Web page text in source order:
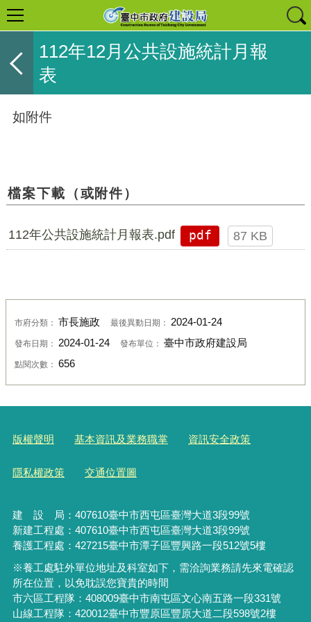
112年12月公共設施統計月報
表
如附件
檔案下載（或附件）
112年公共設施統計月報表.pdf pdf 87 KB
市府分類： 市長施政 最後異動日期： 2024-01-24
發布日期： 2024-01-24 發布單位： 臺中市政府建設局
點閱次數： 656
版權聲明 基本資訊及業務職掌 資訊安全政策
隱私權政策 交通位置圖
建 設 局： 407610臺中市西屯區臺灣大道3段99號
新建工程處：407610臺中市西屯區臺灣大道3段99號
養護工程處：427215臺中市潭子區豐興路一段512號5樓
※養工處駐外單位地址及科室如下，需洽詢業務請先來電確認
所在位置，以免耽誤您寶貴的時間
市六區工程隊：408009臺中市南屯區文心南五路一段331號
山線工程隊：420012臺中市豐原區豐原大道二段598號2樓